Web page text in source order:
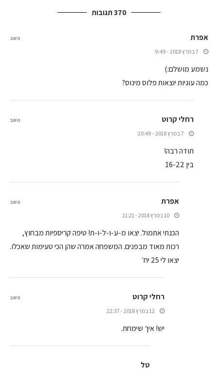
370 תגובות
אפרת
7 במרץ 2018 - 9:49
נשמע מושלם:)
כמה עוגיות יוצאות פלוס מינוס?
השב
רחלי קרוט
7 במרץ 2018 - 20:49
תודה רבה!
בין 16-22
השב
אפרת
10 במרץ 2018 - 11:21
הכנתי אתמול. יצאו מ-ע-ו-ל-ו-ת! טיפה קריספיות מבחוץ,
רכות מאוד מבפנים. המשפחה אמרה שהן הכי טעימות שאכלו.
יצאו לי 25 יח׳
השב
רחלי קרוט
12 במרץ 2018 - 22:37
יש! איך שימחת.
השב
טל